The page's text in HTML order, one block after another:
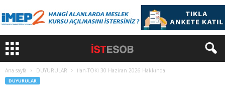
Ana sayfa DUYURULAR İlan-TOKİ 30 Haziran 2026 Hakkında
DUYURULAR